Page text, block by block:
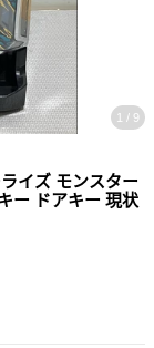
1 / 9
イズ モンスター
ー ドアキー 現状